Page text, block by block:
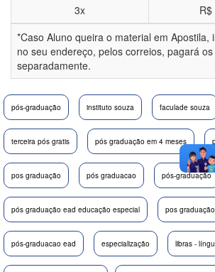
3x R$
*Caso Aluno queira o material em Apostila,
no seu endereço, pelos correios, pagará
separadamente.
pós-graduação instituto souza faculade souza
terceira pós gratis pós graduação em 4 meses
pos graduação pós graduacao pós-graduação
pós graduação ead educação especial pos
pós-graduacao ead especialização libras -